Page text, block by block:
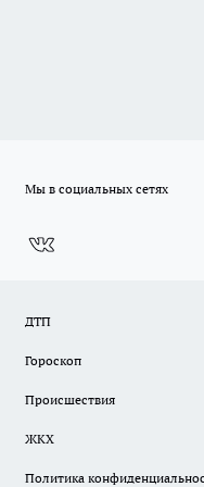
Мы в социальных сетях
ДТП
Гороскоп
Происшествия
ЖКХ
Политика